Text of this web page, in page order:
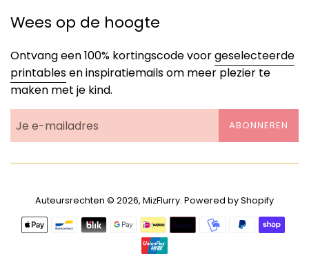
Wees op de hoogte
Ontvang een 100% kortingscode voorgeselecteerde
printablesen inspiratiemails om meer plezier te
maken met je kind.
ABONNEREN
Auteursrechten © 2026, MizFlurry. Powered by Shopify
Betalingspictogrammen